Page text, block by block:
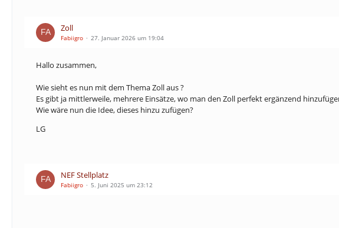
Zoll
Fabiigro 27. Januar 2026 um 19:04
Hallo zusammen,
Wie sieht es nun mit dem Thema Zoll aus ?
Es gibt ja mittlerweile, mehrere Einsätze, wo man den Zoll perfekt ergänzend
Wie wäre nun die Idee, dieses hinzu zufügen?
LG
NEF Stellplatz
Fabiigro 5. Juni 2025 um 23:12